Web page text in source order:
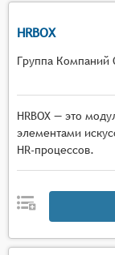
HRBOX
Группа Компаний
HRBOX — это
элементами
HR-процессов.